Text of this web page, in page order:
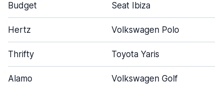
Budget Seat Ibiza
Hertz Volkswagen Polo
Thrifty Toyota Yaris
Alamo Volkswagen Golf